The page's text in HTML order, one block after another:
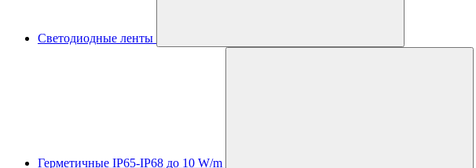
Светодиодные ленты
Герметичные IP65-IP68 до 10 W/m